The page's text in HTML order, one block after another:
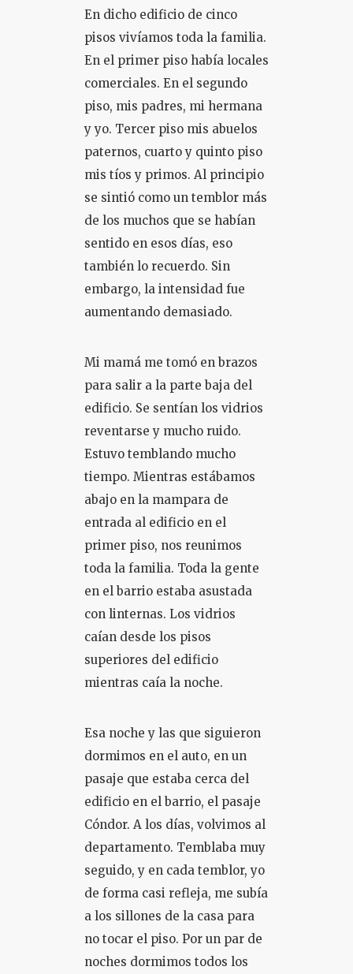
En dicho edificio de cinco
pisos vivíamos toda la familia.
En el primer piso había locales
comerciales. En el segundo
piso, mis padres, mi hermana
y yo. Tercer piso mis abuelos
paternos, cuarto y quinto piso
mis tíos y primos. Al principio
se sintió como un temblor más
de los muchos que se habían
sentido en esos días, eso
también lo recuerdo. Sin
embargo, la intensidad fue
aumentando demasiado.
Mi mamá me tomó en brazos
para salir a la parte baja del
edificio. Se sentían los vidrios
reventarse y mucho ruido.
Estuvo temblando mucho
tiempo. Mientras estábamos
abajo en la mampara de
entrada al edificio en el
primer piso, nos reunimos
toda la familia. Toda la gente
en el barrio estaba asustada
con linternas. Los vidrios
caían desde los pisos
superiores del edificio
mientras caía la noche.
Esa noche y las que siguieron
dormimos en el auto, en un
pasaje que estaba cerca del
edificio en el barrio, el pasaje
Cóndor. A los días, volvimos al
departamento. Temblaba muy
seguido, y en cada temblor, yo
de forma casi refleja, me subía
a los sillones de la casa para
no tocar el piso. Por un par de
noches dormimos todos los